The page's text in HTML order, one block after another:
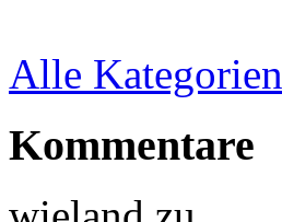
Alle Kategorien
Kommentare